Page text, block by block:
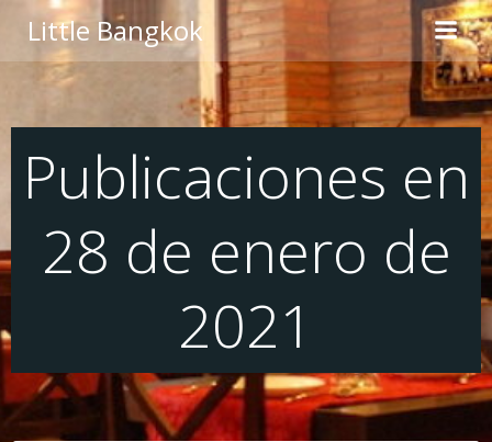
Saltar
al
contenido
Little Bangkok
Publicaciones en
28 de enero de
2021